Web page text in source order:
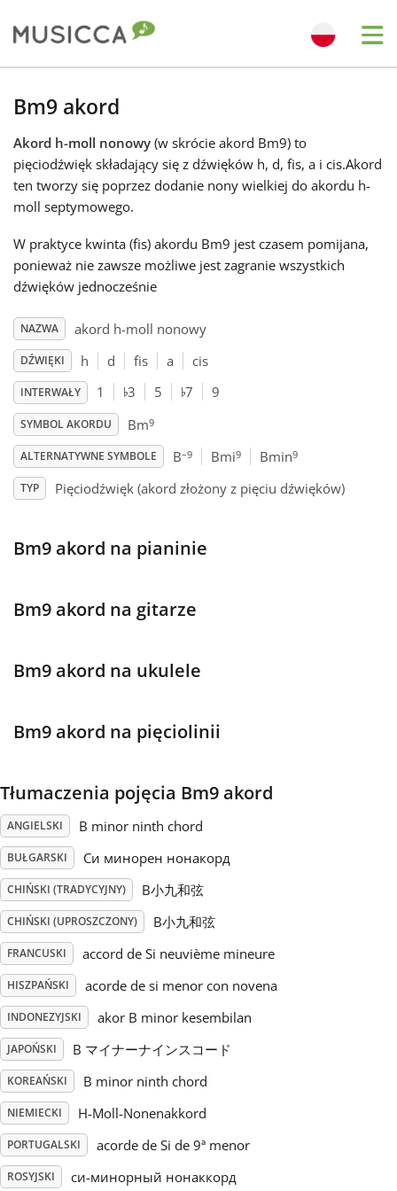
Български
Dansk
Deutsch
English
Español
Français
한국어
हिन्दी
Italiano
Русский
Svenska
Tiếng Việt
Türkçe
Українська
简体中文
Bm9 akord
Akord h-moll nonowy (w skrócie akord Bm9) to
pięciodźwięk składający się z dźwięków h, d, fis, a i cis.Akord
ten tworzy się poprzez dodanie nony wielkiej do akordu h-
moll septymowego.
W praktyce kwinta (fis) akordu Bm9 jest czasem pomijana,
ponieważ nie zawsze możliwe jest zagranie wszystkich
dźwięków jednocześnie
NAZWA akord h-moll nonowy
DŹWIĘKI h d fis a cis
INTERWAŁY 1 ♭3 5 ♭7 9
SYMBOL AKORDU Bm9
ALTERNATYWNE SYMBOLE B–9 Bmi9 Bmin9
TYP Pięciodźwięk (akord złożony z pięciu dźwięków)
Bm9 akord na pianinie
Bm9 akord na gitarze
Bm9 akord na ukulele
Bm9 akord na pięciolinii
Tłumaczenia pojęcia Bm9 akord
ANGIELSKI B minor ninth chord
BUŁGARSKI Си минорен нонакорд
CHIŃSKI (TRADYCYJNY) B小九和弦
CHIŃSKI (UPROSZCZONY) B小九和弦
FRANCUSKI accord de Si neuvième mineure
HISZPAŃSKI acorde de si menor con novena
INDONEZYJSKI akor B minor kesembilan
JAPOŃSKI B マイナーナインスコード
KOREAŃSKI B minor ninth chord
NIEMIECKI H-Moll-Nonenakkord
PORTUGALSKI acorde de Si de 9ª menor
ROSYJSKI си-минорный нонаккорд